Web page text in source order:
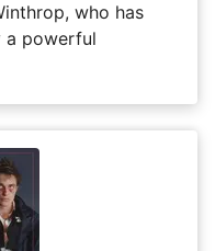
who has
a powerful